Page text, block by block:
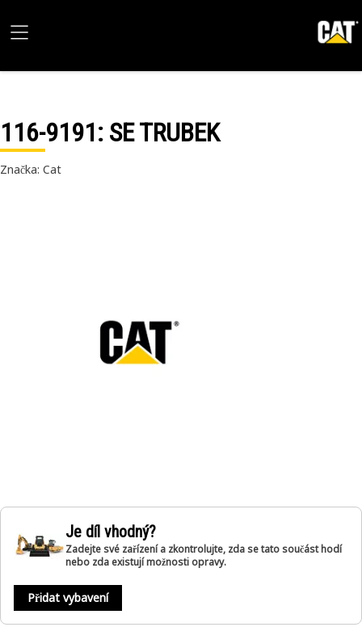
116-9191: SE TRUBEK
Značka: Cat
Je díl vhodný?
Zadejte své zařízení a zkontrolujte, zda se tato součást hodí
nebo zda existují možnosti opravy.
Přidat vybavení